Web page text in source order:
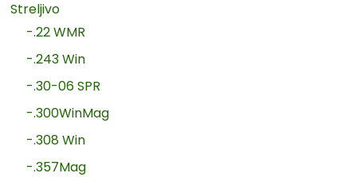
Streljivo
-.22 WMR
-.243 Win
-.30-06 SPR
-.300WinMag
-.308 Win
-.357Mag